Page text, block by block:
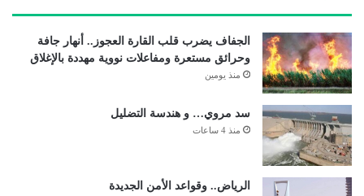
الجفاف يضرب قلب القارة العجوز.. أنهار جافة
وحرائق مستعرة ومفاعلات نووية مهددة بالإغلاق
منذ يومين
سد مروي… و هندسة التضليل
منذ 4 ساعات
الرياض.. وقواعد الأمن الجديدة